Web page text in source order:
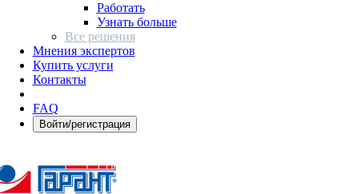
Работать
Узнать больше
Все решения
Мнения экспертов
Купить услуги
Контакты
FAQ
Войти/регистрация